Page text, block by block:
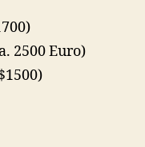
2500 Euro)